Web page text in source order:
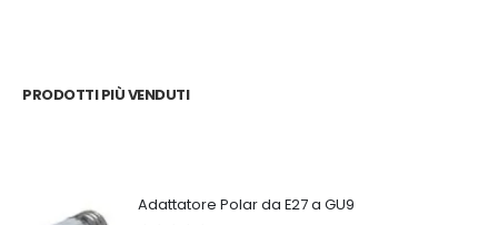
PRODOTTI PIÙ VENDUTI
Adattatore Polar da E27 a GU9